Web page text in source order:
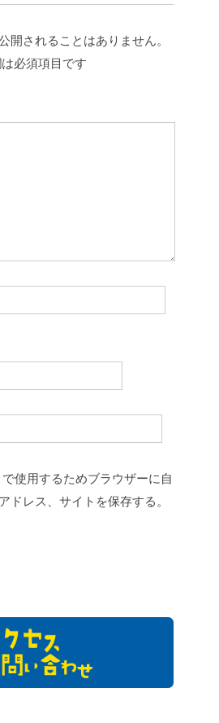
開されることはありません。
必須項目です
使用するためブラウザーに自
ドレス、サイトを保存する。